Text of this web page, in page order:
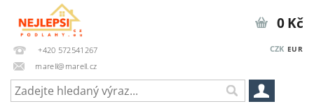
+420 572541267
marell@marell.cz
CZK EUR
0 Kč